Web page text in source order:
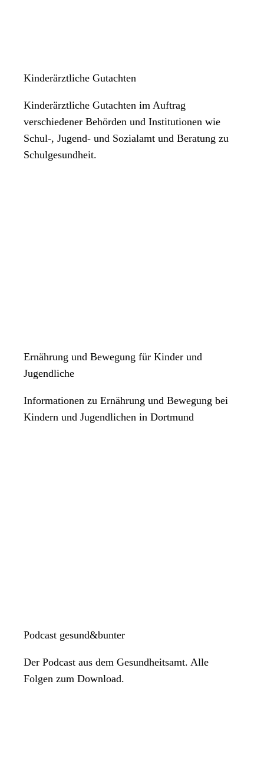
Kinderärztliche Gutachten
Kinderärztliche Gutachten im Auftrag
verschiedener Behörden und Institutionen wie
Schul-, Jugend- und Sozialamt und Beratung zu
Schulgesundheit.
Ernährung und Bewegung für Kinder und
Jugendliche
Informationen zu Ernährung und Bewegung bei
Kindern und Jugendlichen in Dortmund
Podcast gesund&bunter
Der Podcast aus dem Gesundheitsamt. Alle
Folgen zum Download.